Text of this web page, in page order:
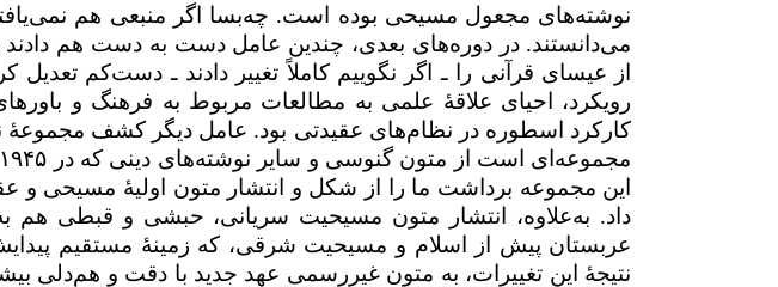
نوشته‌های مجعول مسیحی بوده است. چه‌بسا اگر منبعی هم
می‌دانستند. در دوره‌های بعدی، چندین عامل دست به دست هم دادند
از عیسای قرآنی را ـ اگر نگوییم کاملاً تغییر دادند ـ دست‌کم تعدیل
رویکرد، احیای علاقهٔ علمی به مطالعات مربوط به فرهنگ و باورهای
کارکرد اسطوره در نظام‌های عقیدتی بود. عامل دیگر کشف
مجموعه‌ای است از متون گنوسی و سایر نوشته‌های دینی که در ۱۹۴۵
این مجموعه برداشت ما را از شکل و انتشار متون اولیهٔ مسیحی و
داد. به‌علاوه، انتشار متون مسیحیت سریانی، حبشی و قبطی
عربستان پیش از اسلام و مسیحیت شرقی، که زمینهٔ مستقیم
نتیجهٔ این تغییرات، به متون غیررسمی عهد جدید با دقت و هم‌دلی